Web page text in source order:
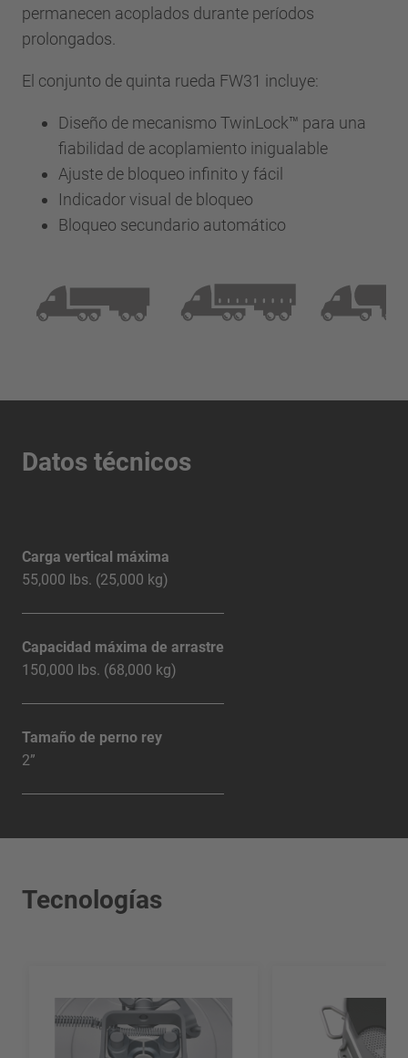
permanecen acoplados durante períodos
prolongados.
El conjunto de quinta rueda FW31 incluye:
Diseño de mecanismo TwinLock™ para una
fiabilidad de acoplamiento inigualable
Ajuste de bloqueo infinito y fácil
Indicador visual de bloqueo
Bloqueo secundario automático
Datos técnicos
Carga vertical máxima
55,000 lbs. (25,000 kg)
Capacidad máxima de arrastre
150,000 lbs. (68,000 kg)
Tamaño de perno rey
2”
Tecnologías